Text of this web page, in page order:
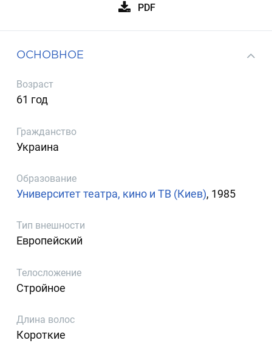
PDF
ОСНОВНОЕ
Возраст
61 год
Гражданство
Украина
Образование
Университет театра, кино и ТВ (Киев), 1985
Тип внешности
Европейский
Телосложение
Стройное
Длина волос
Короткие